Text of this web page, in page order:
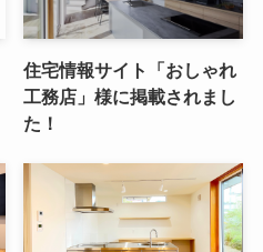
住宅情報サイト「おしゃれ
工務店」様に掲載されまし
た！